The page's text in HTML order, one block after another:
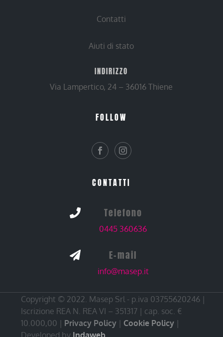
Contatti
Aiuti di stato
INDIRIZZO
Via Lampertico, 24 – 36016 Thiene
FOLLOW
CONTATTI
 Telefono
0445 360636
 E-mail
info@masep.it
Copyright © 2022. Masep Srl - p.iva 03755620246 |
Iscrizione REA N. REA VI – 351317 | cap. soc. €
10.000,00 | Privacy Policy | Cookie Policy |